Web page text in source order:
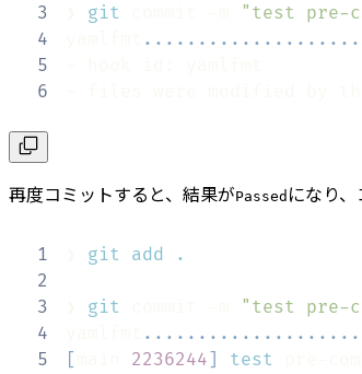
3
git
"test pre-
4
.. .. .. .. .. .. .. .. .. ..
5
6
再度コミットすると、結果がPassed になり
1 git add
.
2
3
git
"test pre-
4
.. .. .. .. .. .. .. .. .. ..
5
[ 2236244] test